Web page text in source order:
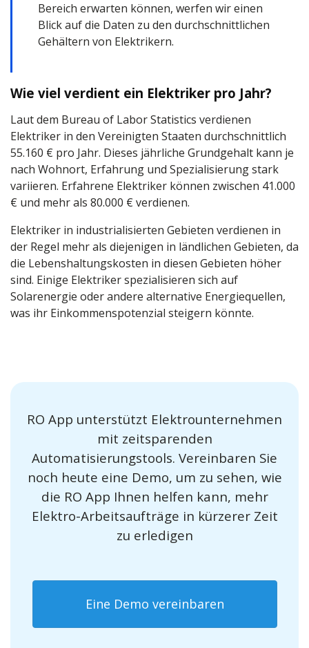
Bereich erwarten können, werfen wir einen
Blick auf die Daten zu den durchschnittlichen
Gehältern von Elektrikern.
Wie viel verdient ein Elektriker pro Jahr?
Laut dem Bureau of Labor Statistics verdienen
Elektriker in den Vereinigten Staaten durchschnittlich
55.160 € pro Jahr. Dieses jährliche Grundgehalt kann je
nach Wohnort, Erfahrung und Spezialisierung stark
variieren. Erfahrene Elektriker können zwischen 41.000
€ und mehr als 80.000 € verdienen.
Elektriker in industrialisierten Gebieten verdienen in
der Regel mehr als diejenigen in ländlichen Gebieten, da
die Lebenshaltungskosten in diesen Gebieten höher
sind. Einige Elektriker spezialisieren sich auf
Solarenergie oder andere alternative Energiequellen,
was ihr Einkommenspotenzial steigern könnte.
RO App unterstützt Elektrounternehmen
mit zeitsparenden
Automatisierungstools. Vereinbaren Sie
noch heute eine Demo, um zu sehen, wie
die RO App Ihnen helfen kann, mehr
Elektro-Arbeitsaufträge in kürzerer Zeit
zu erledigen
Eine Demo vereinbaren